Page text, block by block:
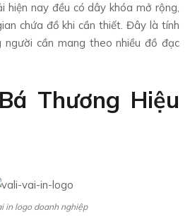
hiện nay đều có dây khóa mở rộng,
chứa đồ khi cần thiết. Đây là tính
người cần mang theo nhiều đồ đạc
Thương Hiệu
in logo doanh nghiệp